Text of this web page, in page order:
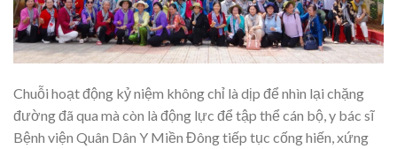
Chuỗi hoạt động kỷ niệm không chỉ là dịp để nhìn lại chặng
đường đã qua mà còn là động lực để tập thể cán bộ, y bác sĩ
Bệnh viện Quân Dân Y Miền Đông tiếp tục cống hiến, xứng